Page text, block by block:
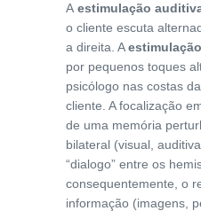
A estimulação
o cliente escuta
a direita. A
por pequenos toques
psicólogo nas costas
cliente. A focalização
de uma memória
bilateral (visual,
“dialogo” entre os
consequentemente, o
informação (imagens,